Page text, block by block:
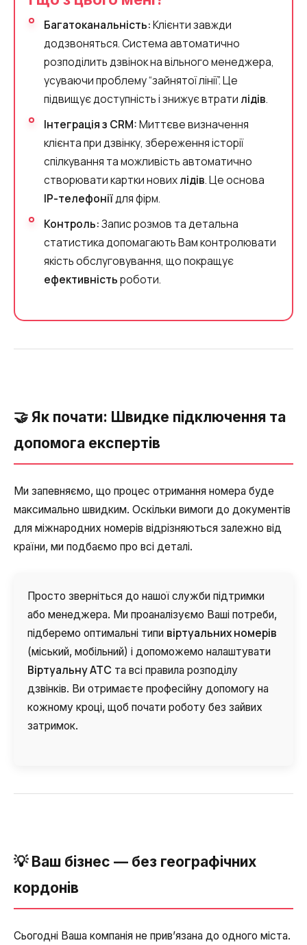
Багатоканальність:Клієнти завжди
додзвоняться. Система автоматично
розподілить дзвінок на вільного менеджера,
усуваючи проблему “зайнятої лінії”. Це
підвищує доступність і знижує втрати лідів.
Інтеграція з CRM:Миттєве визначення
клієнта при дзвінку, збереження історії
спілкування та можливість автоматично
створювати картки новихлідів. Це основа
IP-телефоніїдля фірм.
Контроль:Запис розмов та детальна
статистика допомагають Вам контролювати
якість обслуговування, що покращує
ефективністьроботи.
🤝 Як почати: Швидке підключення та
допомога експертів
Ми запевняємо, що процес отримання номера буде
максимально швидким. Оскільки вимоги до документів
для міжнародних номерів відрізняються залежно від
країни, ми подбаємо про всі деталі.
Просто зверніться до нашої служби підтримки
або менеджера. Ми проаналізуємо Ваші потреби,
підберемо оптимальні типи віртуальних номерів
(міський, мобільний) і допоможемо налаштувати
Віртуальну АТС та всі правила розподілу
дзвінків. Ви отримаєте професійну допомогу на
кожному кроці, щоб почати роботу без зайвих
затримок.
💡 Ваш бізнес — без географічних
кордонів
Сьогодні Ваша компанія не прив’язана до одного міста.
допомога